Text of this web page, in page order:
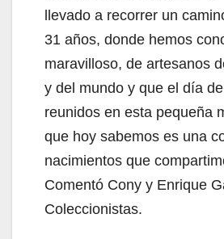
llevado a recorrer un
31 años, donde hemos
maravilloso, de artesanos
y del mundo y que el día
reunidos en esta pequeña
que hoy sabemos es una
nacimientos que
Comentó Cony y Enrique
Coleccionistas.